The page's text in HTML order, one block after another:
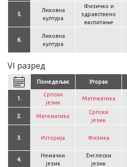
5.
Ликовна
култура
Физичко и
здравствено
васпитање
6.
Ликовна
култура
VI разред
Понедељак Уторак
1.
Српски
језик
Математика
2. Математика
Српски
језик
3. Историја Физика
4.
Немачки
језик
Енглески
језик